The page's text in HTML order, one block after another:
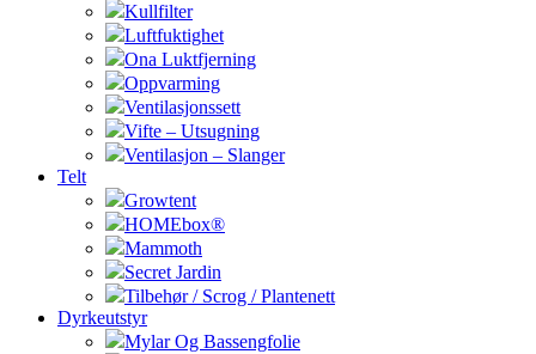
Kullfilter
Luftfuktighet
Ona Luktfjerning
Oppvarming
Ventilasjonssett
Vifte – Utsugning
Ventilasjon – Slanger
Telt
Growtent
HOMEbox®
Mammoth
Secret Jardin
Tilbehør / Scrog / Plantenett
Dyrkeutstyr
Mylar Og Bassengfolie